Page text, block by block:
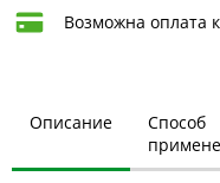
Возможна оплата
Описание
Способ